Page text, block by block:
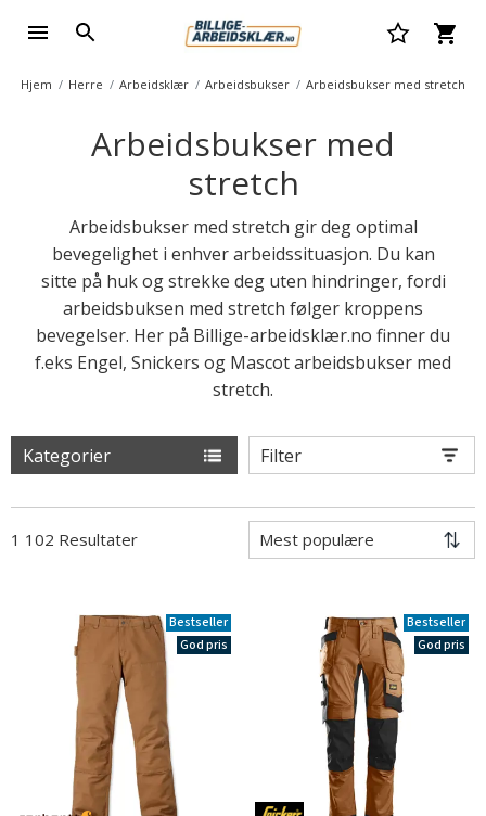
Hjem Herre Arbeidsklær Arbeidsbukser Arbeidsbukser med stretch
Arbeidsbukser med
stretch
Arbeidsbukser med stretch gir deg optimal
bevegelighet i enhver arbeidssituasjon. Du kan
sitte på huk og strekke deg uten hindringer, fordi
arbeidsbuksen med stretch følger kroppens
bevegelser. Her på Billige-arbeidsklær.no finner du
f.eks Engel, Snickers og Mascot arbeidsbukser med
stretch.
Kategorier Filter
1 102 Resultater
Bestseller
God pris
Bestseller
God pris